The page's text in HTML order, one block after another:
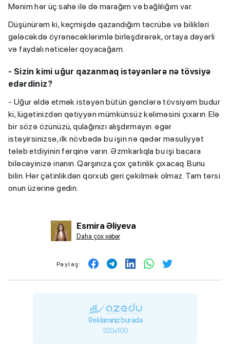
Mənim hər üç sahə ilə də marağım və bağlılığım var.
Düşünürəm ki, keçmişdə qazandığım təcrübə və bilikləri
gələcəkdə öyrənəcəklərimlə birləşdirərək, ortaya dəyərli
və faydalı nəticələr qoyacağam.
- Sizin kimi uğur qazanmaq istəyənlərə nə tövsiyə
edərdiniz?
- Uğur əldə etmək istəyən bütün gənclərə tövsiyəm budur
ki, lügətinizdən qətiyyən mümkünsüz kəliməsini çıxarın. Elə
bir sözə özünüzü, qulağınızı alışdırmayın. əgər
istəyirsinizsə, ilk növbədə bu işin nə qədər məsuliyyət
tələb etdiyinin fərqinə varın. Əzmkarlıqla bu işi bacara
biləcəyinizə inanın. Qarşınıza çox çətinlik çıxacaq. Bunu
bilin. Hər çətinlikdən qorxub geri çəkilmək olmaz. Tam tərsi
onun üzərinə gedin.
Esmira Əliyeva
Daha çox xəbər
Paylaş:
Reklamınız burada
320x100